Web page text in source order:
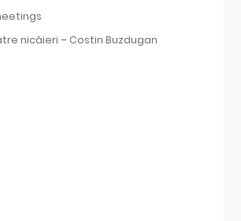
nicăieri – Costin Buzdugan